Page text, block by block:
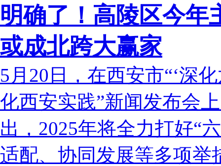
明确了！高陵区今年
或成北跨大赢家
5月20日，在西安市“‘深
化西安实践”新闻发布会
出，2025年将全力打好“
适配、协同发展等多项举